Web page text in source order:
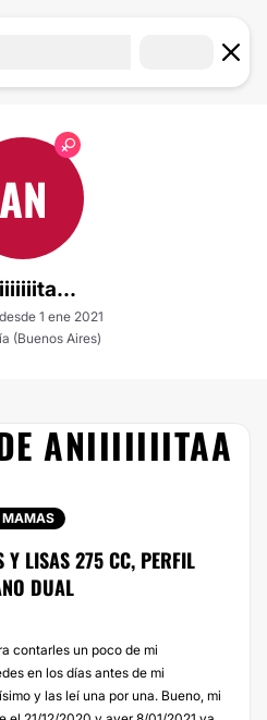
AN
1 ene 2021
(Buenos Aires)
ANIIIIIIITAA
MAMAS
Y LISAS 275 CC, PERFIL
DUAL
contarles un poco de mi
en los días antes de mi
y las leí una por una. Bueno, mi